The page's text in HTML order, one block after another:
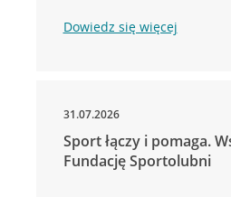
Dowiedz się więcej
31.07.2026
Sport łączy i pomaga.
Fundację Sportolubni